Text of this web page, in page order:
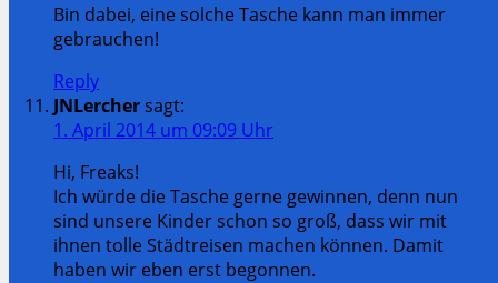
Bin dabei, eine solche Tasche kann man immer
gebrauchen!
Reply
JNLerchersagt:
1. April 2014 um 09:09 Uhr
Hi, Freaks!
Ich würde die Tasche gerne gewinnen, denn nun
sind unsere Kinder schon so groß, dass wir mit
ihnen tolle Städtreisen machen können. Damit
haben wir eben erst begonnen.